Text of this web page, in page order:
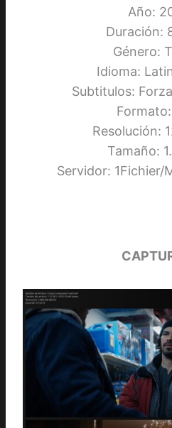
Año:
Duración:
Género:
Idioma:
Subtitulos:
Resolución:
Tamaño:
Servidor: 1Fichier/